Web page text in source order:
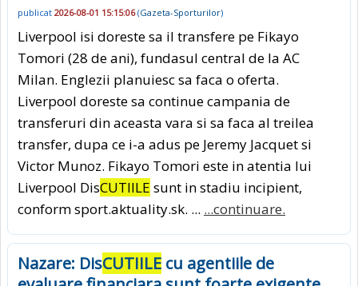
publicat 2026-08-01 15:15:06(Gazeta-Sporturilor)
Liverpool isi doreste sa il transfere pe Fikayo
Tomori (28 de ani), fundasul central de la AC
Milan. Englezii planuiesc sa faca o oferta.
Liverpool doreste sa continue campania de
transferuri din aceasta vara si sa faca al treilea
transfer, dupa ce i-a adus pe Jeremy Jacquet si
Victor Munoz. Fikayo Tomori este in atentia lui
Liverpool DisCUTIILE sunt in stadiu incipient,
conform sport.aktuality.sk. ... ...continuare.
Nazare: DisCUTIILE cu agentiile de